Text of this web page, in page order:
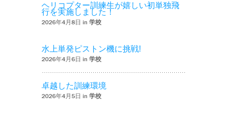
ヘリコプター訓練生が嬉しい初単独飛
行を実施しました！
2026年4月8日 in 学校
水上単発ピストン機に挑戦!
2026年4月6日 in 学校
卓越した訓練環境
2026年4月5日 in 学校